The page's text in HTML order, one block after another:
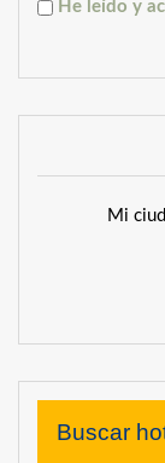
He leído y
Mi
Buscar